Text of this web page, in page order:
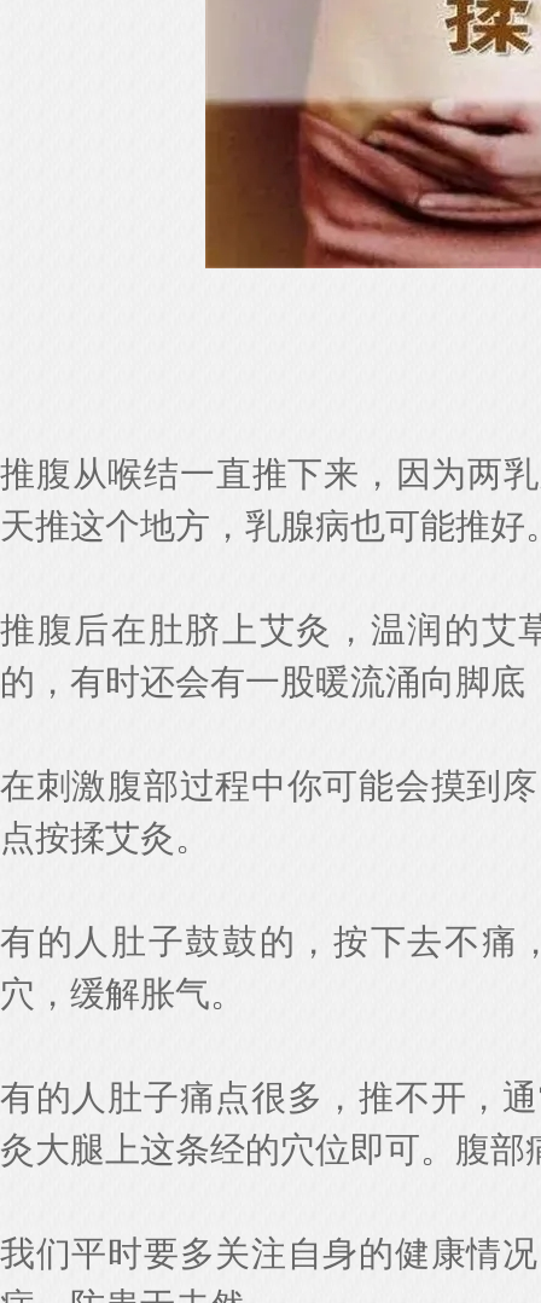
推腹从喉结一直推下来，因为两
天推这个地方，乳腺病也可能推好
推腹后在肚脐上艾灸，温润的艾
的，有时还会有一股暖流涌向脚
在刺激腹部过程中你可能会摸到
点按揉艾灸。
有的人肚子鼓鼓的，按下去不痛
穴，缓解胀气。
有的人肚子痛点很多，推不开，
灸大腿上这条经的穴位即可。腹部
我们平时要多关注自身的健康情